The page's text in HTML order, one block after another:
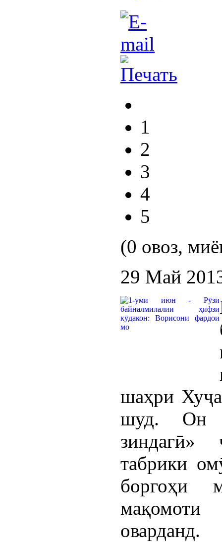
1
2
3
4
5
(0 овоз,
29 Май
шаҳри
шуд. Он
зиндагӣ»
табрики
боргоҳи
оварданд.